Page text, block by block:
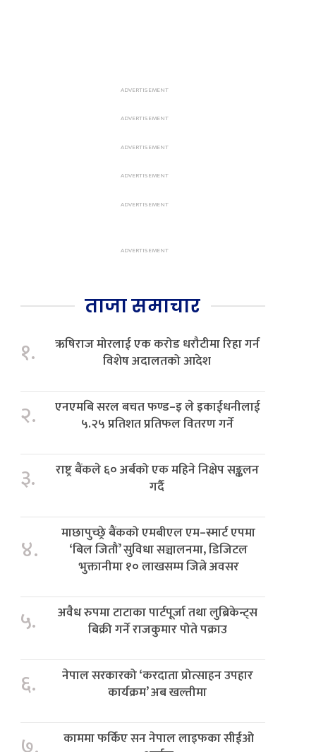
ताजा समाचार
१.
ऋषिराज मोरलाई एक करोड धरौटीमा रिहा गर्न
विशेष अदालतको आदेश
२.
एनएमबि सरल बचत फण्ड–इ ले इकाईधनीलाई
५.२५ प्रतिशत प्रतिफल वितरण गर्ने
३.
राष्ट्र बैंकले ६० अर्बको एक महिने निक्षेप सङ्कलन
गर्दै
४.
माछापुच्छ्रे बैंकको एमबीएल एम–स्मार्ट एपमा
‘बिल जितौं’ सुविधा सञ्चालनमा, डिजिटल
भुक्तानीमा १० लाखसम्म जित्ने अवसर
५.
अवैध रुपमा टाटाका पार्टपूर्जा तथा लुब्रिकेन्ट्स
बिक्री गर्ने राजकुमार पोते पक्राउ
६.
नेपाल सरकारको ‘करदाता प्रोत्साहन उपहार
कार्यक्रम’ अब खल्तीमा
काममा फर्किए सन नेपाल लाइफका सीईओ